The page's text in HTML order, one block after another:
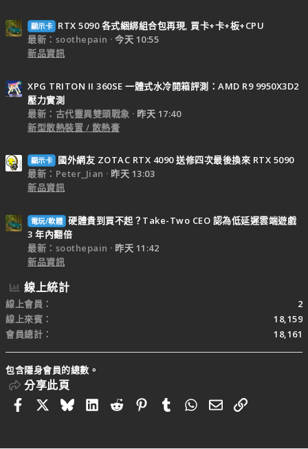
顯示卡
RTX 5090 各式綑綁組合包再現, 買卡+卡+板+CPU
最新：soothepain
今天 10:55
新品資訊
XPG TRITON II 360SE 一體式水冷開箱評測：AMD R9 9950X3D2
壓力實測
最新：古代靈異雙頭戰象
昨天 17:40
新型散熱裝置 / 散熱膏
顯示卡
國外網友 ZOTAC RTX 4090 送修四次最後換來 RTX 5090
最新：Peter_Jian
昨天 13:03
新品資訊
電玩/軟體 硬體貴到買不起？Take-Two CEO 認為低延遲雲端遊戲
3 年內翻倍
最新：soothepain
昨天 11:42
新品資訊
線上統計
線上會員
2
線上來賓
18,159
會員總計
18,161
包含隱身會員的總數。
分享此頁
FacebookBlueskyLinkedIn
RedditPinterestTumblrWhatsApp
電子郵件
連結